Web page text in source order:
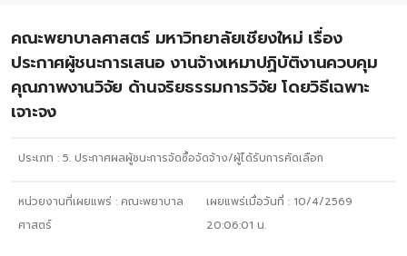
คณะพยาบาลศาสตร์ มหาวิทยาลัยเชียงใหม่ เรื่อง
ประกาศผู้ชนะการเสนอ งานจ้างเหมาปฏิบัติงานควบคุม
คุณภาพงานวิจัย ด้านจริยธรรมการวิจัย โดยวิธีเฉพาะ
เจาะจง
ประเภท : 5. ประกาศผลผู้ชนะการจัดซื้อจัดจ้าง/ผู้ได้รับการคัดเลือก
หน่วยงานที่เผยแพร่ : คณะพยาบาล
ศาสตร์
เผยแพร่เมื่อวันที่ : 10/4/2569
20:06:01 น.